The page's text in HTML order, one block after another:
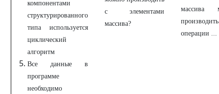
компонентами
структурированного
типа используется
циклический
алгоритм
Все данные в
программе
необходимо
с элементами
массива?
массива
производить
операции ...